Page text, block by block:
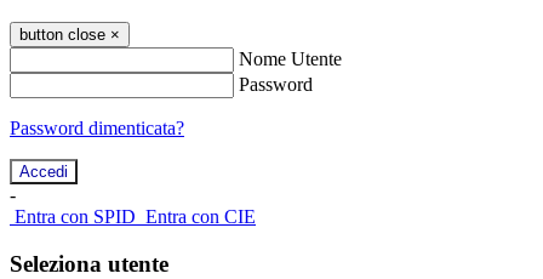
button close ×
Nome Utente
Password
Password dimenticata?
-
Entra con SPID Entra con CIE
Seleziona utente